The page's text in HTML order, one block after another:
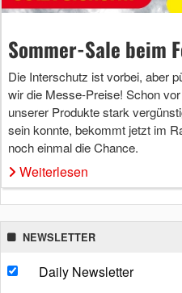
Sommer-Sale beim
Die Interschutz ist vorbei, aber
wir die Messe-Preise! Schon
unserer Produkte stark
sein konnte, bekommt jetzt im
noch einmal die Chance.
Weiterlesen
NEWSLETTER
Daily Newsletter